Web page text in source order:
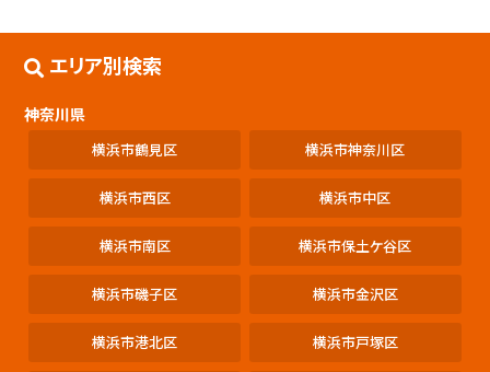
エリア別検索
神奈川県
横浜市鶴見区 横浜市神奈川区
横浜市西区 横浜市中区
横浜市南区 横浜市保土ケ谷区
横浜市磯子区 横浜市金沢区
横浜市港北区 横浜市戸塚区